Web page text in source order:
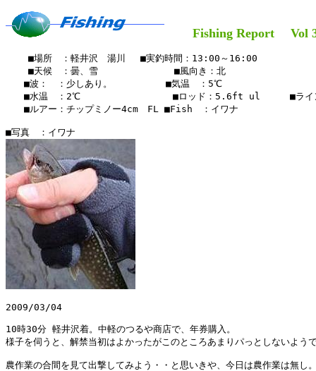
Fishing Report Vol
    ■場所　：軽井沢　湯川　 ■実釣時間：13:00～16:00
    ■天候　：曇、雪　   　    　　■風向き：北
■波：　：少しあり。 　　　  　■気温　：5℃
■水温　：2℃ 　　　　　  　  　■ロッド：5.6ft ul　  　■ライ
■ルアー：チップミノー4cm　FL ■Fish　：イワナ
2009/03/04
10時30分 軽井沢着。中軽のつるや商店で、年券購入。
様子を伺うと、解禁当初はよかったがこのところあまりパっとしないよう
農作業の合間を見て出撃してみよう・・と思いきや、今日は農作業は無し